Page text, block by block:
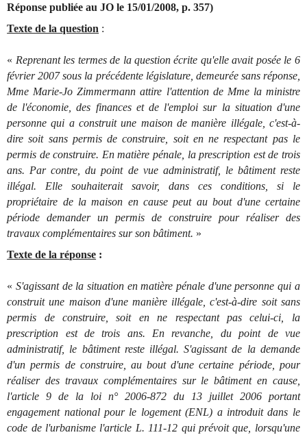
Réponse publiée au JO le 15/01/2008, p. 357)
Texte de la question :
« Reprenant les termes de la question écrite qu'elle avait posée le 6
février 2007 sous la précédente législature, demeurée sans réponse,
Mme Marie-Jo Zimmermann attire l'attention de Mme la ministre
de l'économie, des finances et de l'emploi sur la situation d'une
personne qui a construit une maison de manière illégale, c'est-à-
dire soit sans permis de construire, soit en ne respectant pas le
permis de construire. En matière pénale, la prescription est de trois
ans. Par contre, du point de vue administratif, le bâtiment reste
illégal. Elle souhaiterait savoir, dans ces conditions, si le
propriétaire de la maison en cause peut au bout d'une certaine
période demander un permis de construire pour réaliser des
travaux complémentaires sur son bâtiment. »
Texte de la réponse :
« S'agissant de la situation en matière pénale d'une personne qui a
construit une maison d'une manière illégale, c'est-à-dire soit sans
permis de construire, soit en ne respectant pas celui-ci, la
prescription est de trois ans. En revanche, du point de vue
administratif, le bâtiment reste illégal. S'agissant de la demande
d'un permis de construire, au bout d'une certaine période, pour
réaliser des travaux complémentaires sur le bâtiment en cause,
l'article 9 de la loi n° 2006-872 du 13 juillet 2006 portant
engagement national pour le logement (ENL) a introduit dans le
code de l'urbanisme l'article L. 111-12 qui prévoit que, lorsqu'une